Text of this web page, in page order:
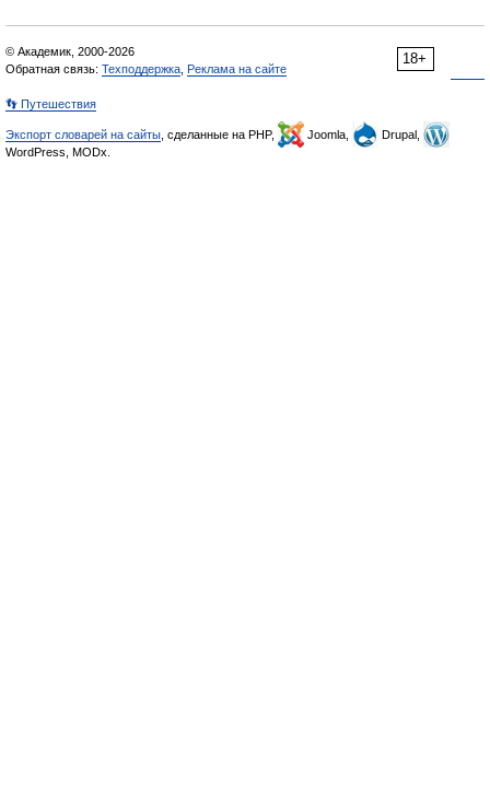
18+
© Академик, 2000-2026
Обратная связь: Техподдержка Реклама на сайте
👣 Путешествия
Экспорт словарей на сайты , сделанные на PHP, Joomla,
Drupal,
WordPress, MODx.